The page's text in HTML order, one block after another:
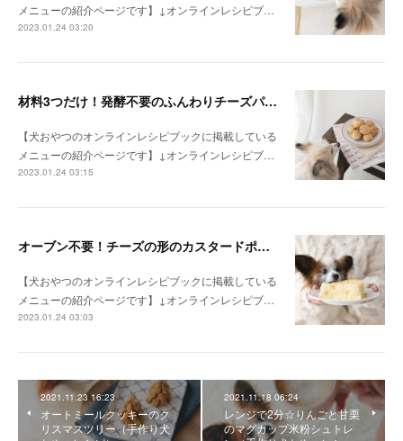
メニューの紹介ページです】↓オンラインレシピブ…
2023.01.24 03:20
材料3つだけ！発酵不要のふんわりチーズパン（手作り犬おやつレシピ）
【犬おやつのオンラインレシピブックに掲載している
メニューの紹介ページです】↓オンラインレシピブ…
2023.01.24 03:15
オーブン不要！チーズの形のカスタードポテトケーキ（手作り犬おやつレシピ）
【犬おやつのオンラインレシピブックに掲載している
メニューの紹介ページです】↓オンラインレシピブ…
2023.01.24 03:03
2021.11.23 16:23
オートミールクッキーのク
リスマスツリー（手作り犬
2021.11.18 06:24
レンジで2分☆りんごと甘栗
のマグカップ米粉シュトレ